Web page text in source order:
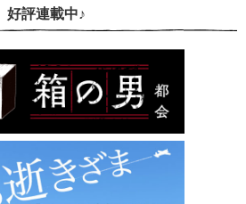
好評連載中♪